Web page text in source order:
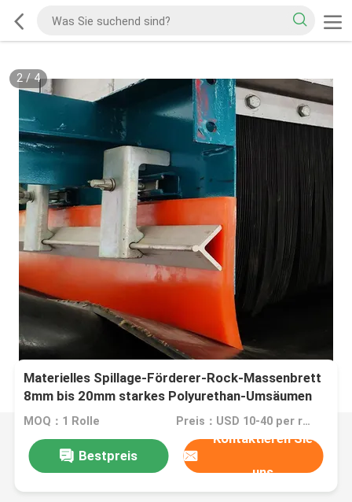
2/4
Materielles Spillage-Förderer-Rock-Massenbrett
8mm bis 20mm starkes Polyurethan-Umsäumen
MOQ：1 Rolle Preis：USD 10-40 per roll
Bestpreis
Kontaktieren Sie
uns